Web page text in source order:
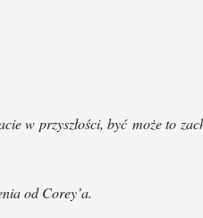
w przyszłości, być może to
od Corey’a.